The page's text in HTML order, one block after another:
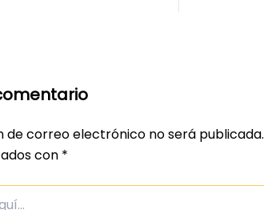
de correo electrónico no será publicada.
con *